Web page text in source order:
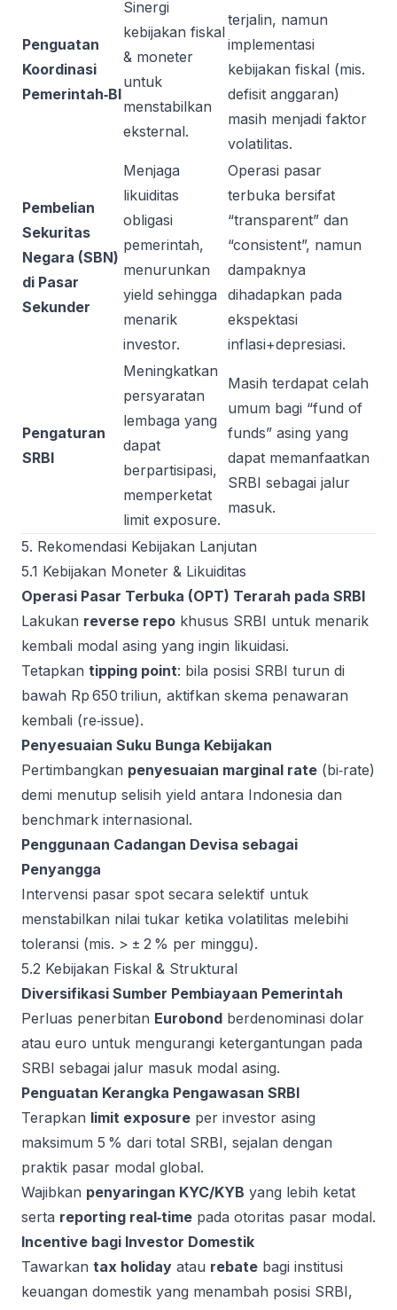
Penguatan
Koordinasi
Pemerintah‑BI
Sinergi
kebijakan fiskal
& moneter
untuk
menstabilkan
eksternal.
terjalin, namun
implementasi
kebijakan fiskal (mis.
defisit anggaran)
masih menjadi faktor
volatilitas.
Pembelian
Sekuritas
Negara (SBN)
di Pasar
Sekunder
Menjaga
likuiditas
obligasi
pemerintah,
menurunkan
yield sehingga
menarik
investor.
Operasi pasar
terbuka bersifat
“transparent” dan
“consistent”, namun
dampaknya
dihadapkan pada
ekspektasi
inflasi+depresiasi.
Pengaturan
SRBI
Meningkatkan
persyaratan
lembaga yang
dapat
berpartisipasi,
memperketat
limit exposure.
Masih terdapat celah
umum bagi “fund of
funds” asing yang
dapat memanfaatkan
SRBI sebagai jalur
masuk.
5. Rekomendasi Kebijakan Lanjutan
5.1 Kebijakan Moneter & Likuiditas
Operasi Pasar Terbuka (OPT) Terarah pada SRBI
Lakukan reverse repo khusus SRBI untuk menarik
kembali modal asing yang ingin likuidasi.
Tetapkan tipping point: bila posisi SRBI turun di
bawah Rp 650 triliun, aktifkan skema penawaran
kembali (re‑issue).
Penyesuaian Suku Bunga Kebijakan
Pertimbangkan penyesuaian marginal rate (bi‑rate)
demi menutup selisih yield antara Indonesia dan
benchmark internasional.
Penggunaan Cadangan Devisa sebagai
Penyangga
Intervensi pasar spot secara selektif untuk
menstabilkan nilai tukar ketika volatilitas melebihi
toleransi (mis. > ± 2 % per minggu).
5.2 Kebijakan Fiskal & Struktural
Diversifikasi Sumber Pembiayaan Pemerintah
Perluas penerbitan Eurobond berdenominasi dolar
atau euro untuk mengurangi ketergantungan pada
SRBI sebagai jalur masuk modal asing.
Penguatan Kerangka Pengawasan SRBI
Terapkan limit exposure per investor asing
maksimum 5 % dari total SRBI, sejalan dengan
praktik pasar modal global.
Wajibkan penyaringan KYC/KYB yang lebih ketat
serta reporting real‑time pada otoritas pasar modal.
Incentive bagi Investor Domestik
Tawarkan tax holiday atau rebate bagi institusi
keuangan domestik yang menambah posisi SRBI,